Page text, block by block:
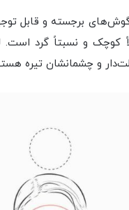
برجسته و قابل
کوچک و نسبتاً گرد
و چشمانشان تیره